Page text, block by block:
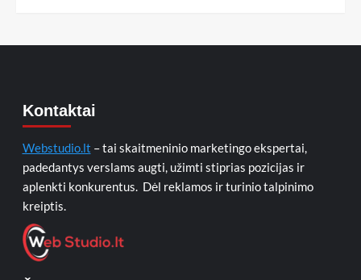
Kontaktai
Webstudio.lt – tai skaitmeninio marketingo ekspertai,
padedantys verslams augti, užimti stiprias pozicijas ir
aplenkti konkurentus. Dėl reklamos ir turinio talpinimo
kreiptis.